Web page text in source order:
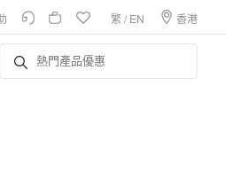
繁/ EN 香港